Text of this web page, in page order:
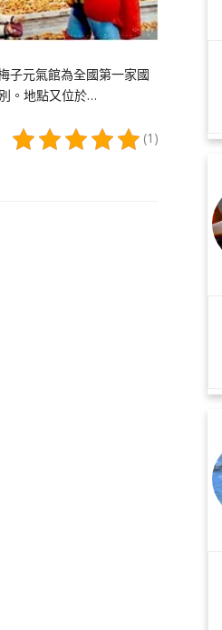
子元氣館為全國第一家國
。地點又位於…
(1)